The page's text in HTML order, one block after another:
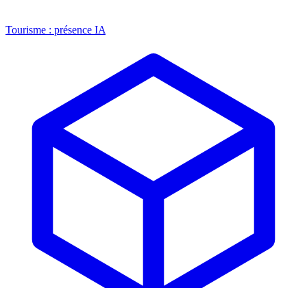
Tourisme : présence IA